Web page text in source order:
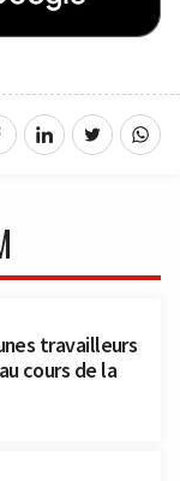
travailleurs
cours de la